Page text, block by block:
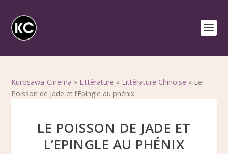
Kurosawa-Cinema » Littérature » Littérature Chinoise » Le
Poisson de jade et l’Epingle au phénix
LE POISSON DE JADE ET
L’EPINGLE AU PHÉNIX